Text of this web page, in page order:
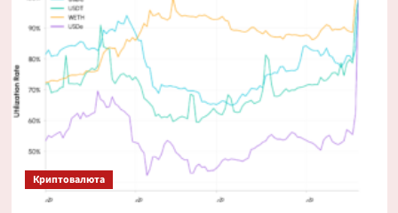
преследует
незаконную
P2P-
торговлю
криптовалютой
в
рамках
общенациональных
Криптовалюта